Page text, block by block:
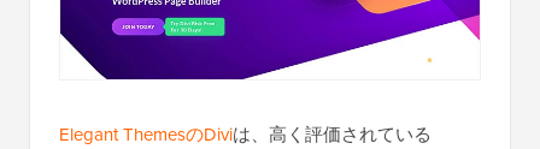
Elegant ThemesのDiviは、高く評価されている